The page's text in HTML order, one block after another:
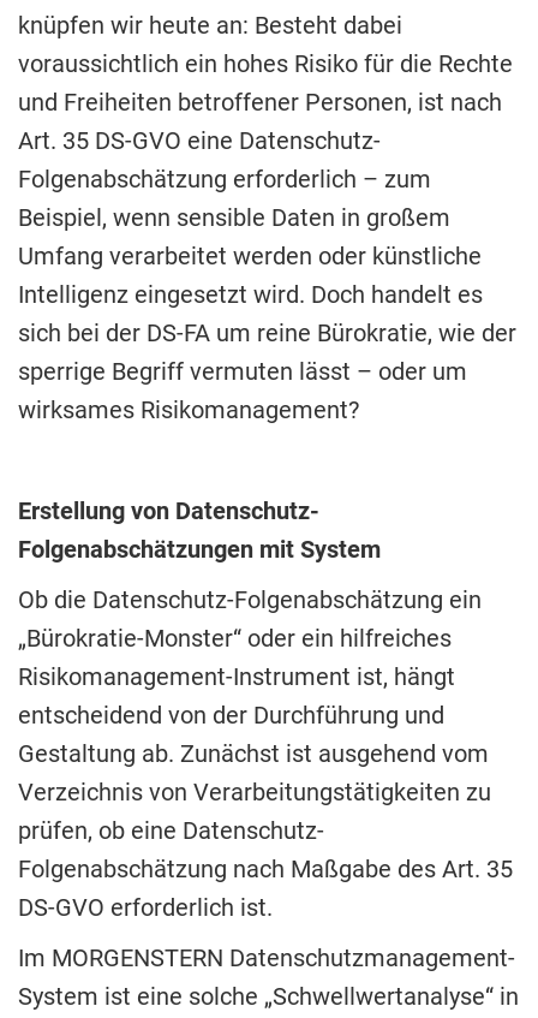
knüpfen wir heute an: Besteht dabei
voraussichtlich ein hohes Risiko für die Rechte
und Freiheiten betroffener Personen, ist nach
Art. 35 DS-GVO eine Datenschutz-
Folgenabschätzung erforderlich – zum
Beispiel, wenn sensible Daten in großem
Umfang verarbeitet werden oder künstliche
Intelligenz eingesetzt wird. Doch handelt es
sich bei der DS-FA um reine Bürokratie, wie der
sperrige Begriff vermuten lässt – oder um
wirksames Risikomanagement?
Erstellung von Datenschutz-
Folgenabschätzungen mit System
Ob die Datenschutz-Folgenabschätzung ein
„Bürokratie-Monster“ oder ein hilfreiches
Risikomanagement-Instrument ist, hängt
entscheidend von der Durchführung und
Gestaltung ab. Zunächst ist ausgehend vom
Verzeichnis von Verarbeitungstätigkeiten zu
prüfen, ob eine Datenschutz-
Folgenabschätzung nach Maßgabe des Art. 35
DS-GVO erforderlich ist.
Im MORGENSTERN Datenschutzmanagement-
System ist eine solche „Schwellwertanalyse“ in